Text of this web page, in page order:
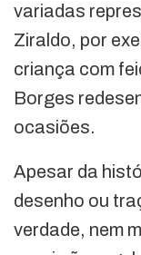
variadas
Ziraldo, por
criança com
Borges
ocasiões.
Apesar da
desenho ou
verdade, nem